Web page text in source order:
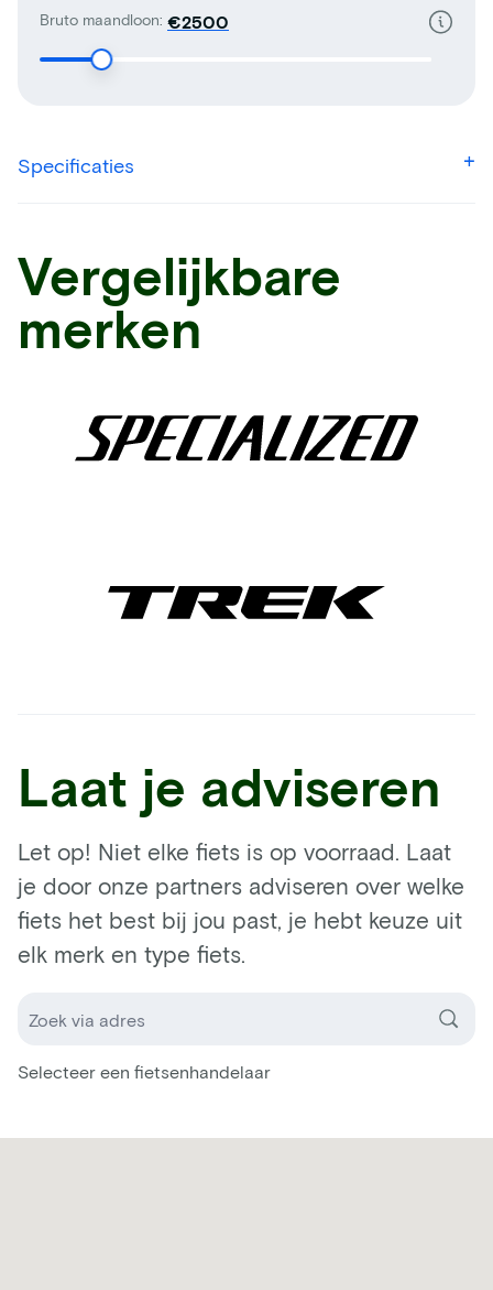
Bruto maandloon: €
Specificaties
Vergelijkbare
merken
Laat je adviseren
Let op! Niet elke fiets is op voorraad. Laat
je door onze partners adviseren over welke
fiets het best bij jou past, je hebt keuze uit
elk merk en type fiets.
Selecteer een fietsenhandelaar